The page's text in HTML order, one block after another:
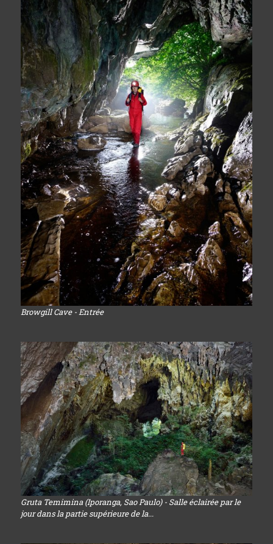
Browgill Cave - Entrée
Gruta Temimina (Iporanga, Sao Paulo) - Salle éclairée par le
jour dans la partie supérieure de la...